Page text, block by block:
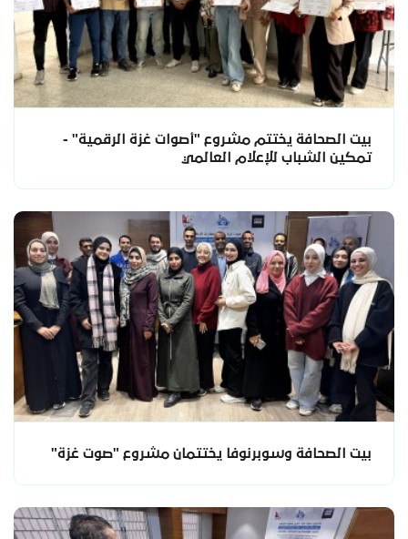
بيت الصحافة يختتم مشروع "أصوات غزة الرقمية" -
تمكين الشباب للإعلام العالمي
بيت الصحافة وسوبرنوفا يختتمان مشروع "صوت غزة"